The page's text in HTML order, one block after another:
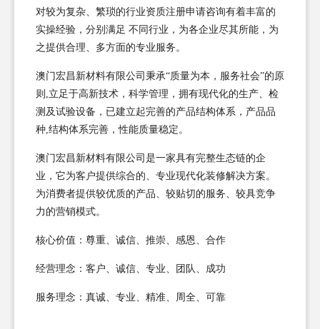
对较为复杂、繁琐的行业资质注册申请咨询有着丰富的
实操经验，分别满足 不同行业，为各企业尽其所能，为
之提供合理、多方面的专业服务。
澳门宏昌新材料有限公司秉承“质量为本，服务社会”的原
则,立足于高新技术，科学管理，拥有现代化的生产、检
测及试验设备，已建立起完善的产品结构体系，产品品
种,结构体系完善，性能质量稳定。
澳门宏昌新材料有限公司是一家具有完整生态链的企
业，它为客户提供综合的、专业现代化装修解决方案。
为消费者提供较优质的产品、较贴切的服务、较具竞争
力的营销模式。
核心价值：尊重、诚信、推崇、感恩、合作
经营理念：客户、诚信、专业、团队、成功
服务理念：真诚、专业、精准、周全、可靠